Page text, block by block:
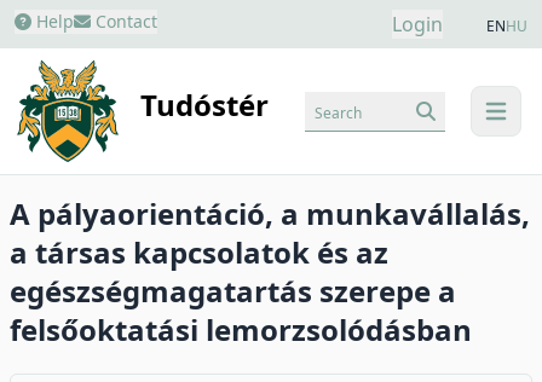
Help Contact Login ENHU
Tudóstér menu
Search
A pályaorientáció, a munkavállalás,
a társas kapcsolatok és az
egészségmagatartás szerepe a
felsőoktatási lemorzsolódásban